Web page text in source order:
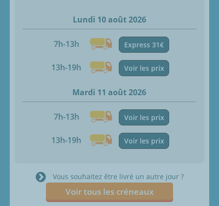
Lundi 10 août 2026
7h-13h Express 31€
13h-19h Voir les prix
Mardi 11 août 2026
7h-13h Voir les prix
13h-19h Voir les prix
Vous souhaitez être livré un autre jour ?
Voir tous les créneaux